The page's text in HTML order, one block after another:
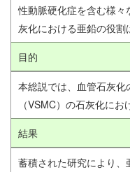
性動脈硬化症を含む様
灰化における亜鉛の役割
目的
本総説では、血管石灰
（VSMC）の石灰化にお
結果
蓄積された研究により